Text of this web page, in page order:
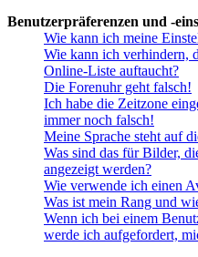
Benutzerpräferenzen und -
Wie kann ich meine
Wie kann ich verhindern,
Online-Liste auftaucht?
Die Forenuhr geht falsch!
Ich habe die Zeitzone
immer noch falsch!
Meine Sprache steht auf
Was sind das für Bilder,
angezeigt werden?
Wie verwende ich einen
Was ist mein Rang und
Wenn ich bei einem
werde ich aufgefordert,